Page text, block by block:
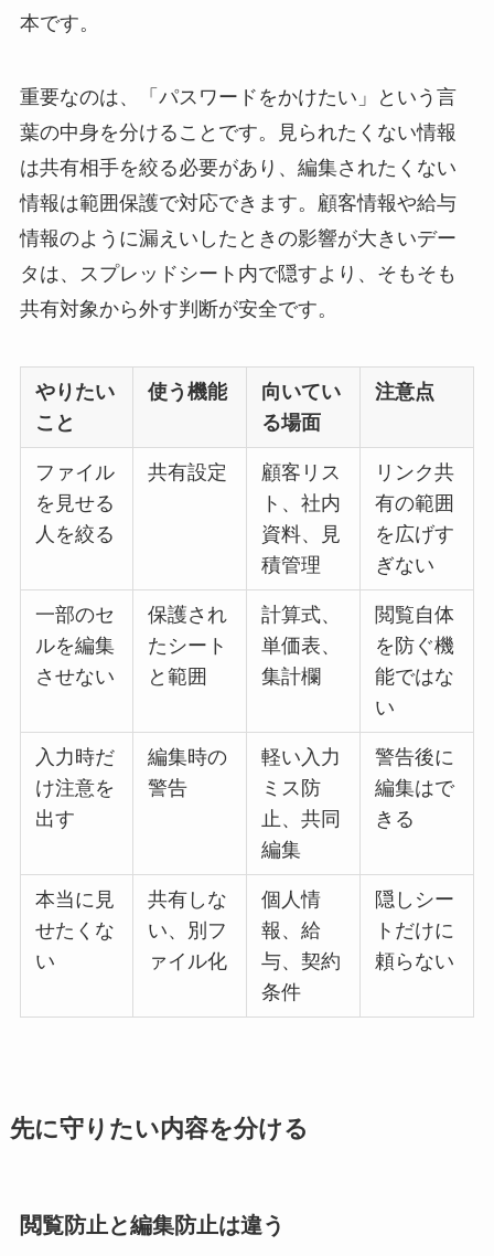
本です。
重要なのは、「パスワードをかけたい」という言
葉の中身を分けることです。見られたくない情報
は共有相手を絞る必要があり、編集されたくない
情報は範囲保護で対応できます。顧客情報や給与
情報のように漏えいしたときの影響が大きいデー
タは、スプレッドシート内で隠すより、そもそも
共有対象から外す判断が安全です。
やりたい
こと
使う機能
向いてい
る場面
注意点
ファイル
を見せる
人を絞る
共有設定
顧客リス
ト、社内
資料、見
積管理
リンク共
有の範囲
を広げす
ぎない
一部のセ
ルを編集
させない
保護され
たシート
と範囲
計算式、
単価表、
集計欄
閲覧自体
を防ぐ機
能ではな
い
入力時だ
け注意を
出す
編集時の
警告
軽い入力
ミス防
止、共同
編集
警告後に
編集はで
きる
本当に見
せたくな
い
共有しな
い、別フ
ァイル化
個人情
報、給
与、契約
条件
隠しシー
トだけに
頼らない
先に守りたい内容を分ける
閲覧防止と編集防止は違う